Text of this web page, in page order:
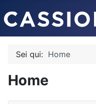
Sei qui: Home
Home